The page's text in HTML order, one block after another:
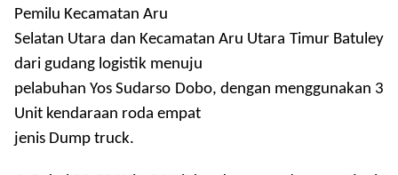
Pemilu Kecamatan Aru
Selatan Utara dan Kecamatan Aru Utara Timur Batuley
dari gudang logistik menuju
pelabuhan Yos Sudarso Dobo, dengan menggunakan 3
Unit kendaraan roda empat
jenis Dump truck.